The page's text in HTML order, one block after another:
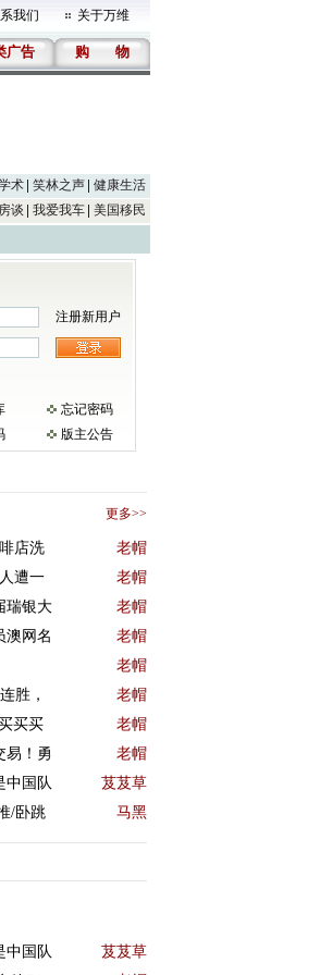
我们 关于万维
广告 购 物
术 笑林之声
健康生活
谈 我爱我车 美国移民
注册新用户
忘记密码
版主公告
更多>>
店洗 老帽
遭一 老帽
瑞银大 老帽
澳网名 老帽
老帽
胜， 老帽
买买 老帽
易！勇 老帽
中国队 芨芨草
/卧跳 马黑
中国队 芨芨草